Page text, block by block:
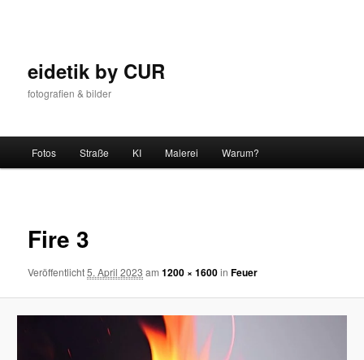
eidetik by CUR
fotografien & bilder
Fotos Straße KI Malerei Warum?
Fire 3
Veröffentlicht5. April 2023 am1200 × 1600inFeuer